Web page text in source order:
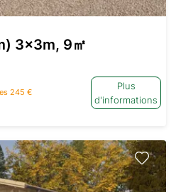
3x3m, 9㎡
245 €
Plus
d'informations